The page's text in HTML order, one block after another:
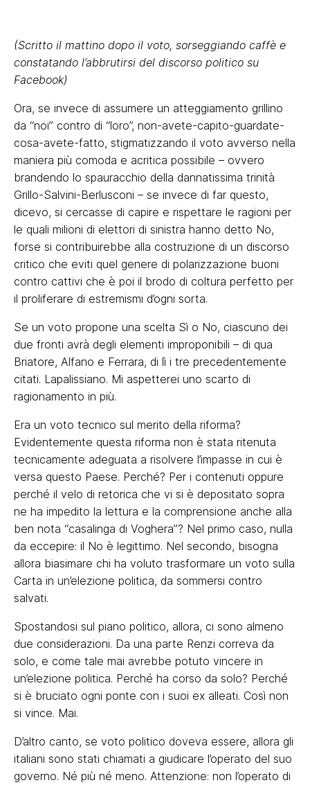
(Scritto il mattino dopo il voto, sorseggiando caffè e
constatando l’abbrutirsi del discorso politico su
Facebook)
Ora, se invece di assumere un atteggiamento grillino
da “noi” contro di “loro”, non-avete-capito-guardate-
cosa-avete-fatto, stigmatizzando il voto avverso nella
maniera più comoda e acritica possibile – ovvero
brandendo lo spauracchio della dannatissima trinità
Grillo-Salvini-Berlusconi – se invece di far questo,
dicevo, si cercasse di capire e rispettare le ragioni per
le quali milioni di elettori di sinistra hanno detto No,
forse si contribuirebbe alla costruzione di un discorso
critico che eviti quel genere di polarizzazione buoni
contro cattivi che è poi il brodo di coltura perfetto per
il proliferare di estremismi d’ogni sorta.
Se un voto propone una scelta Sì o No, ciascuno dei
due fronti avrà degli elementi improponibili – di qua
Briatore, Alfano e Ferrara, di lì i tre precedentemente
citati. Lapalissiano. Mi aspetterei uno scarto di
ragionamento in più.
Era un voto tecnico sul merito della riforma?
Evidentemente questa riforma non è stata ritenuta
tecnicamente adeguata a risolvere l’impasse in cui è
versa questo Paese. Perché? Per i contenuti oppure
perché il velo di retorica che vi si è depositato sopra
ne ha impedito la lettura e la comprensione anche alla
ben nota “casalinga di Voghera”? Nel primo caso, nulla
da eccepire: il No è legittimo. Nel secondo, bisogna
allora biasimare chi ha voluto trasformare un voto sulla
Carta in un’elezione politica, da sommersi contro
salvati.
Spostandosi sul piano politico, allora, ci sono almeno
due considerazioni. Da una parte Renzi correva da
solo, e come tale mai avrebbe potuto vincere in
un’elezione politica. Perché ha corso da solo? Perché
si è bruciato ogni ponte con i suoi ex alleati. Così non
si vince. Mai.
D’altro canto, se voto politico doveva essere, allora gli
italiani sono stati chiamati a giudicare l’operato del suo
governo. Né più né meno. Attenzione: non l’operato di